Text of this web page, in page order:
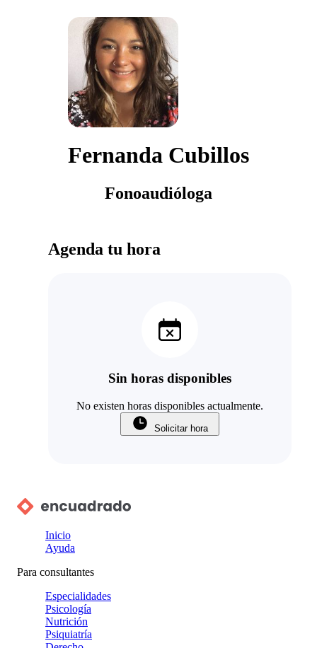
Fernanda Cubillos
Fonoaudióloga
Agenda tu hora
Sin horas disponibles
No existen horas disponibles actualmente.
Solicitar hora
Inicio
Ayuda
Para consultantes
Especialidades
Psicología
Nutrición
Psiquiatría